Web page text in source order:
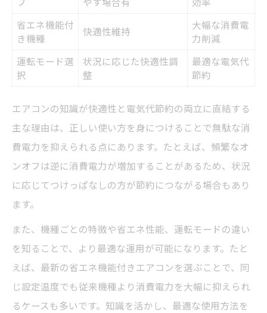
省エネ機能付
き機種
快適性維持
大幅な消費電
力削減
運転モード選
択
状況に応じた快適性調
整
最適な電気代
節約
エアコンの知識が快適性と電気代節約の両立に直結する
主な理由は、正しい使い方を身につけることで無駄な消
費電力を抑えられる点にあります。たとえば、頻繁なオ
ンオフは逆に消費電力が増加することがあるため、状況
に応じてつけっぱなしの方が節約につながる場合もあり
ます。
また、機種ごとの特徴や省エネ性能、運転モードの違い
を知ることで、より最適な運用が可能になります。たと
えば、最新の省エネ機能付きエアコンを選ぶことで、同
じ設定温度でも従来機種より消費電力を大幅に抑えられ
るケースも多いです。知識を活かし、最適な使用方法を